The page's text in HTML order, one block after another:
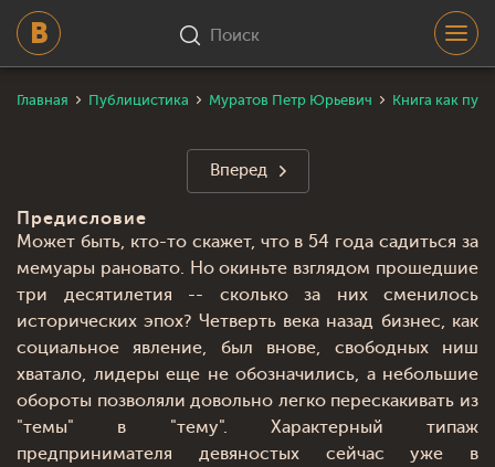
Поиск
Главная Публицистика Муратов Петр Юрьевич Книга как
Вперед
Предисловие
Может быть, кто-то скажет, что в 54 года садиться за
мемуары рановато. Но окиньте взглядом прошедшие
три десятилетия -- сколько за них сменилось
исторических эпох? Четверть века назад бизнес, как
социальное явление, был внове, свободных ниш
хватало, лидеры еще не обозначились, а небольшие
обороты позволяли довольно легко перескакивать из
"темы" в "тему". Характерный типаж
предпринимателя девяностых сейчас уже в